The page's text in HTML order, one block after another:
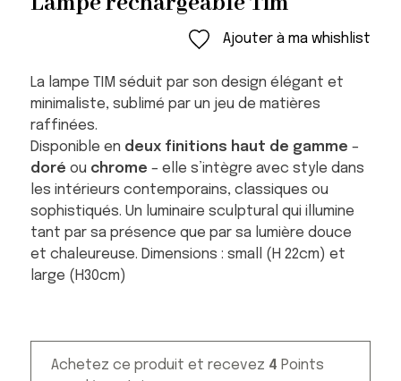
Ajouter à ma whishlist
La lampe TIM séduit par son design élégant et
minimaliste, sublimé par un jeu de matières
raffinées.
Disponible en deux finitions haut de gamme –
doré ou chrome – elle s’intègre avec style dans
les intérieurs contemporains, classiques ou
sophistiqués. Un luminaire sculptural qui illumine
tant par sa présence que par sa lumière douce
et chaleureuse. Dimensions : small (H 22cm) et
large (H30cm)
Achetez ce produit et recevez 4 Points